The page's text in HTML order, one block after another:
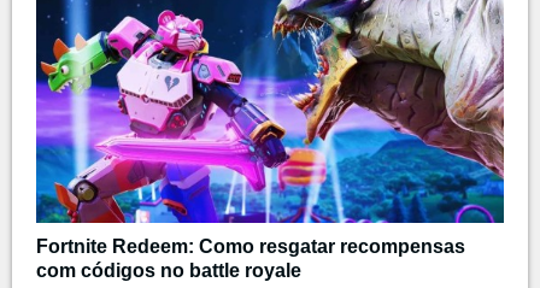
Fortnite Redeem: Como resgatar recompensas
com códigos no battle royale